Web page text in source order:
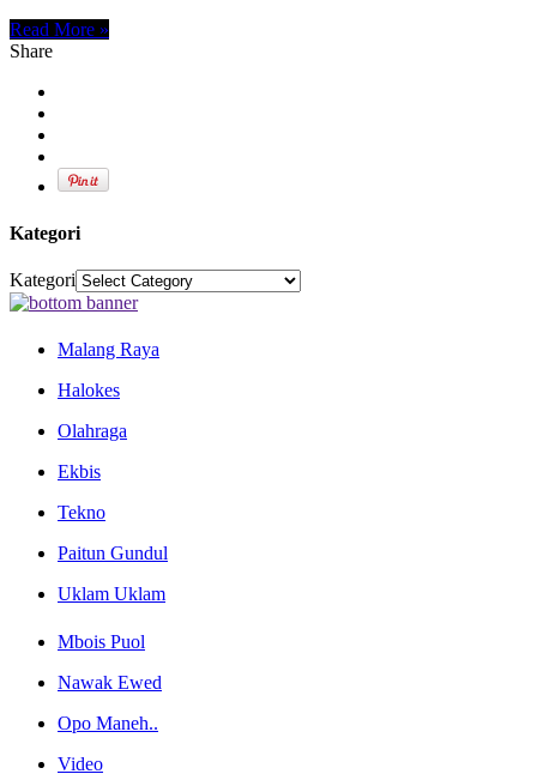
Read More »
Share
Kategori
Kategori
Malang Raya
Halokes
Olahraga
Ekbis
Tekno
Paitun Gundul
Uklam Uklam
Mbois Puol
Nawak Ewed
Opo Maneh..
Video